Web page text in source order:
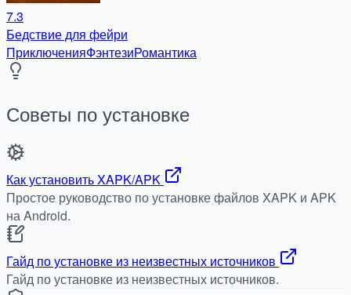
7.3
Бедствие для фейри
ПриключенияФэнтезиРомантика
Советы по установке
Как установить XAPK/APK
Простое руководство по установке файлов XAPK и APK
на Android.
Гайд по установке из неизвестных источников
Гайд по установке из неизвестных источников.